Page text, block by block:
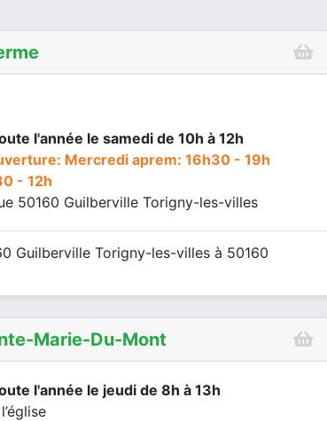
l'année le samedi de 10h à 12h
Mercredi aprem: 16h30 - 19h
- 12h
50160 Guilberville Torigny-les-villes
Guilberville Torigny-les-villes à 50160
Marie-Du-Mont
l'année le jeudi de 8h à 13h